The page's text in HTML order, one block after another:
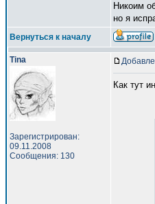
Никоим
но я
Вернуться к началу
Tina
Зарегистрирован:
09.11.2008
Сообщения: 130
Как тут